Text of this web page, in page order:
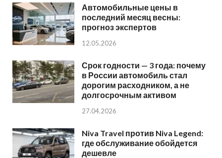
Автомобильные цены в
последний месяц весны:
прогноз экспертов
12.05.2026
Срок годности — 3 года: почему
в России автомобиль стал
дорогим расходником, а не
долгосрочным активом
27.04.2026
Niva Travel против Niva Legend:
где обслуживание обойдется
дешевле